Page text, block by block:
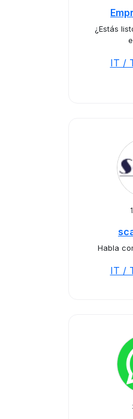
¿Estás
IT /
Habla
IT /